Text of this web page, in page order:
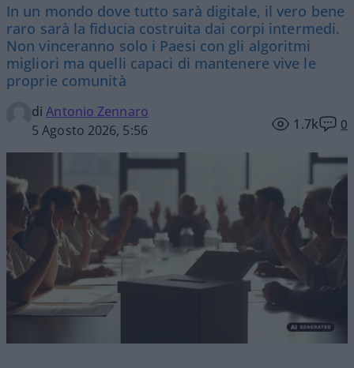
In un mondo dove tutto sarà digitale, il vero bene
raro sarà la fiducia costruita dai corpi intermedi.
Non vinceranno solo i Paesi con gli algoritmi
migliori ma quelli capaci di mantenere vive le
proprie comunità
diAntonio Zennaro
5 Agosto 2026, 5:56
1.7k 0